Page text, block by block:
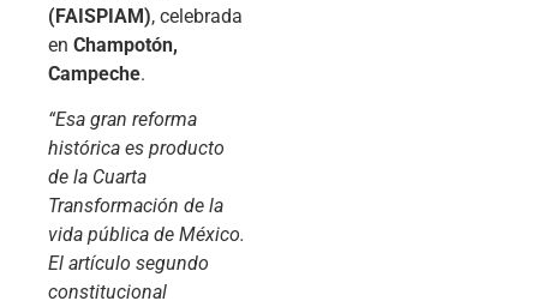
(FAISPIAM), celebrada
en Champotón,
Campeche.
“Esa gran reforma
histórica es producto
de la Cuarta
Transformación de la
vida pública de México.
El artículo segundo
constitucional